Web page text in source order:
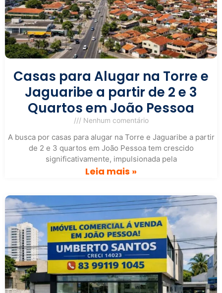
Casas para Alugar na Torre e
Jaguaribe a partir de 2 e 3
Quartos em João Pessoa
Nenhum comentário
A busca por casas para alugar na Torre e Jaguaribe a partir
de 2 e 3 quartos em João Pessoa tem crescido
significativamente, impulsionada pela
Leia mais »